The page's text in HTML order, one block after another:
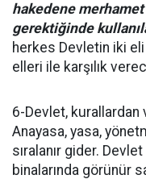
hakedene
gerektiğinde
herkes Devletin iki
elleri ile karşılık
6-Devlet, kurallardan
Anayasa, yasa,
sıralanır gider.
binalarında görünür